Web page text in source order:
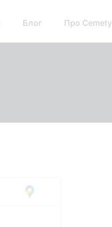
Блог Про Cemety